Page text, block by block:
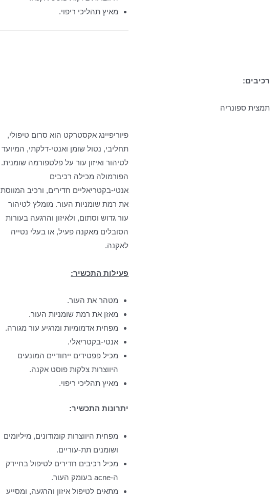
מאיץ תהליכי ריפוי.
רכיבים:
תמצית ספונריה
פיוריפיינג אקסטרקט הוא סרום טיפולי,
תחליבי, נטול שומן ואנטי-דלקתי, המיועד
לטיהור ואיזון עור על פלטפורמה שומנית.
הפורמולה מכילה רכיבים
אנטי-בקטריאליים חדירים, ורכיב המווסת
את רמת שומניות העור. מומלץ לטיהור
עור גדוש וסתום, ולאיזון והרגעה בעורות
הסובלים מאקנה פעיל, או בעלי נטייה
לאקנה.
פעילות התכשיר:
מטהר את העור.
מאזן את רמת שומניות העור.
מפחית אדמומיות ומרגיע עור מגורה.
אנטי-בקטריאלי.
מכיל פפטידים ייחודיים המונעים
היווצרות צלקות פוסט אקנה.
מאיץ תהליכי ריפוי.
יתרונות התכשיר:
מפחית היווצרות קומודונים, מיליומים
ושומנים תת-עוריים.
מכיל רכיבים חדירים לטיפול בחיידק
ה-acne בעומק העור.
מתאים לטיפול איזון והרגעה, ומסייע